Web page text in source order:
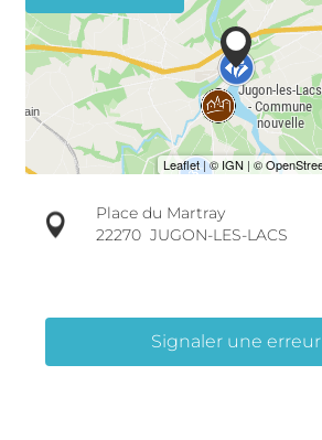
Place du Martray
22270 JUGON-LES-LACS
Signaler une erreur